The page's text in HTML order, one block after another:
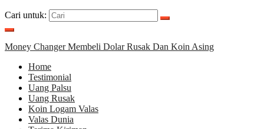
Cari untuk:
Money Changer Membeli Dolar Rusak Dan Koin Asing
Home
Testimonial
Uang Palsu
Uang Rusak
Koin Logam Valas
Valas Dunia